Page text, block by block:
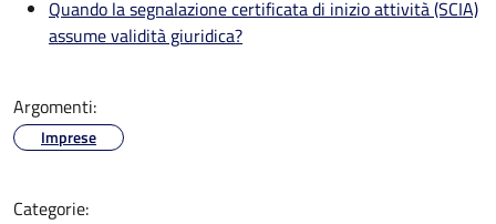
Quando la segnalazione certificata di inizio attività (SCIA)
assume validità giuridica?
Argomenti:
Imprese
Categorie: